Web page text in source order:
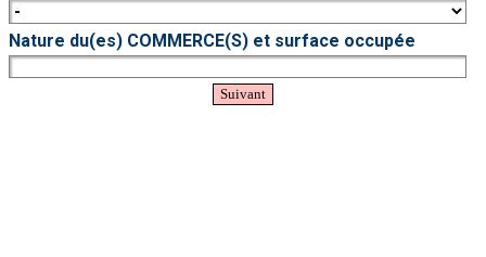
Nature du(es) COMMERCE(S) et surface occupée